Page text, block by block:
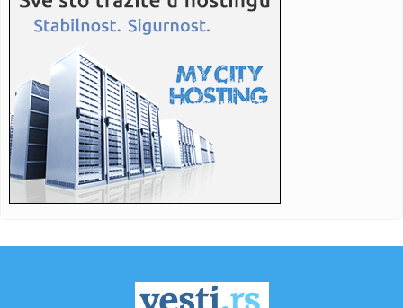
23:48:Ove navike uništavaju bubrege i bešiku
23:43:Kreće sanacija Pelješkog mosta, otkrivene pukotine na
stubovima
23:43:Japanska Softbanka razmatra ulaganje u veliki AI data
centar u Fr...
23:40:Željko J. iz BiH izazvao skandal na švajcarskom sudu,
vrijeđao...